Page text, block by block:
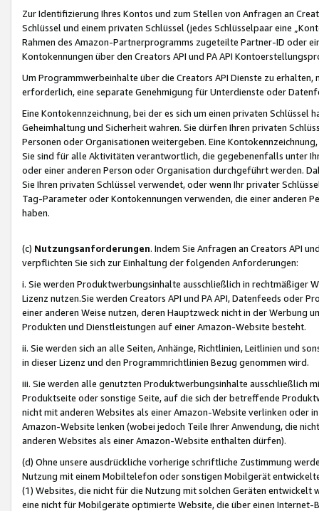
Zur Identifizierung Ihres Kontos und zum Stellen von Anfragen an
Schlüssel und einem privaten Schlüssel (jedes Schlüsselpaar eine
Rahmen des Amazon-Partnerprogramms zugeteilte Partner-ID oder
Kontokennungen über den Creators API und PA API
Um Programmwerbeinhalte über die Creators API Dienste zu
erforderlich, eine separate Genehmigung für Unterdienste oder
Eine Kontokennzeichnung, bei der es sich um einen privaten
Geheimhaltung und Sicherheit wahren. Sie dürfen Ihren privaten
Personen oder Organisationen weitergeben. Eine
Sie sind für alle Aktivitäten verantwortlich, die gegebenenfalls unter
oder einer anderen Person oder Organisation durchgeführt werden.
Sie Ihren privaten Schlüssel verwendet, oder wenn Ihr privater
Tag-Parameter oder Kontokennungen verwenden, die einer anderen
haben.
(c) Nutzungsanforderungen. Indem Sie Anfragen an Creators API
verpflichten Sie sich zur Einhaltung der folgenden Anforderungen:
i. Sie werden Produktwerbungsinhalte ausschließlich in rechtmäßiger
Lizenz nutzen.Sie werden Creators API und PA API, Datenfeeds oder
einer anderen Weise nutzen, deren Hauptzweck nicht in der Werbung
Produkten und Dienstleistungen auf einer Amazon-Website besteht.
ii. Sie werden sich an alle Seiten, Anhänge, Richtlinien, Leitlinien und
in dieser Lizenz und den Programmrichtlinien Bezug genommen wird.
iii. Sie werden alle genutzten Produktwerbungsinhalte ausschließlich
Produktseite oder sonstige Seite, auf die sich der betreffende
nicht mit anderen Websites als einer Amazon-Website verlinken oder
Amazon-Website lenken (wobei jedoch Teile Ihrer Anwendung, die
anderen Websites als einer Amazon-Website enthalten dürfen).
(d) Ohne unsere ausdrückliche vorherige schriftliche Zustimmung
Nutzung mit einem Mobiltelefon oder sonstigen Mobilgerät
(1) Websites, die nicht für die Nutzung mit solchen Geräten
eine nicht für Mobilgeräte optimierte Website, die über einen